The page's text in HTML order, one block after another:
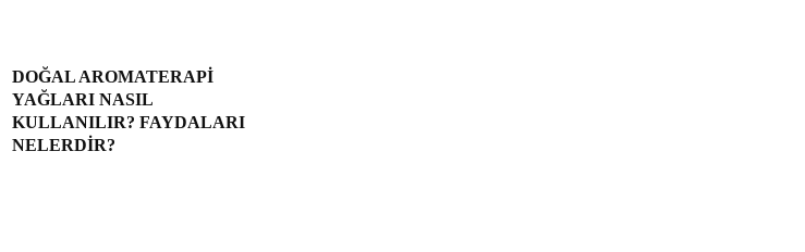
DOĞAL AROMATERAPI
YAĞLARI NASIL
KULLANILIR? FAYDALARI
NELERDIR?